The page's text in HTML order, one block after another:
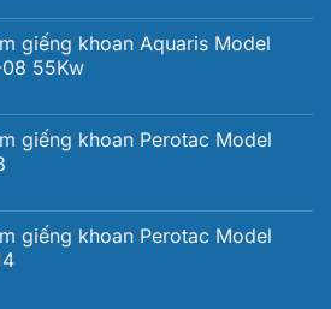
giếng khoan Aquaris Model
55Kw
giếng khoan Perotac Model
giếng khoan Perotac Model